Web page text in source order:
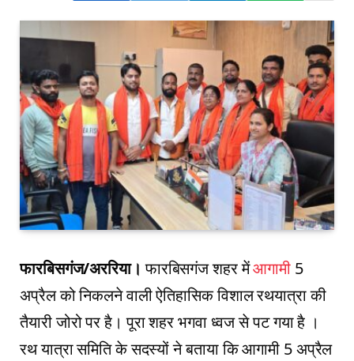
फारबिसगंज/अररिया। फारबिसगंज शहर मेंआगामी 5
अप्रैल को निकलने वाली ऐतिहासिक विशाल रथयात्रा की
तैयारी जोरो पर है। पूरा शहर भगवा ध्वज से पट गया है ।
रथ यात्रा समिति के सदस्यों ने बताया कि आगामी 5 अप्रैल